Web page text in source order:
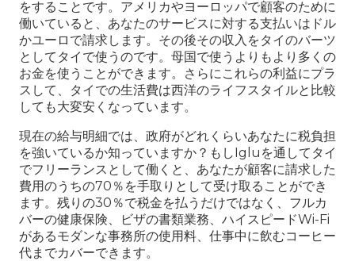
をすることです。アメリカやヨーロッパで顧客のために
働いていると、あなたのサービスに対する支払いはドル
かユーロで請求します。その後その収入をタイのバーツ
としてタイで使うのです。母国で使うよりもより多くの
お金を使うことができます。さらにこれらの利益にプラ
スして、タイでの生活費は西洋のライフスタイルと比較
しても大変安くなっています。
現在の給与明細では、政府がどれくらいあなたに税負担
を強いているか知っていますか？もしIgluを通してタイ
でフリーランスとして働くと、あなたが顧客に請求した
費用のうちの70％を手取りとして受け取ることができ
ます。残りの30％で税金を払うだけではなく、フルカ
バーの健康保険、ビザの書類業務、ハイスピードWi-Fi
があるモダンな事務所の使用料、仕事中に飲むコーヒー
代までカバーできます。